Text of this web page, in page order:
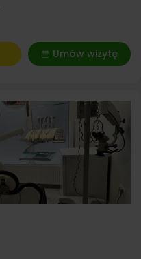
Umów wizytę